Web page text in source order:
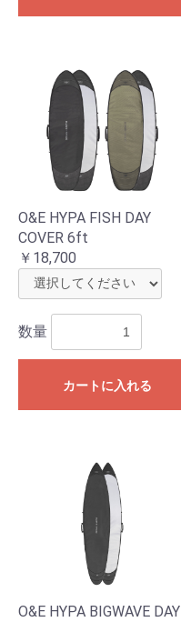
O&E HYPA FISH DAY
COVER 6ft
￥18,700
数量
カートに入れる
O&E HYPA BIGWAVE DAY